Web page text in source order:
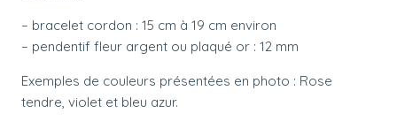
– bracelet cordon : 15 cm à 19 cm environ
– pendentif fleur argent ou plaqué or : 12 mm
Exemples de couleurs présentées en photo : Rose
tendre, violet et bleu azur.